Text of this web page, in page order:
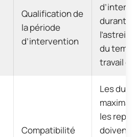
Qualification de
la période
d’intervention
durant
du
travail
Compatibilité
Les
les repos
doivent